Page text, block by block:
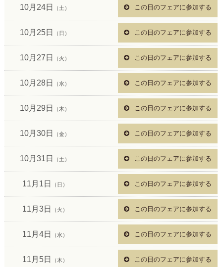
10月24日 （土） この日のフェアに参加する
10月25日 （日） この日のフェアに参加する
10月27日 （火） この日のフェアに参加する
10月28日 （水） この日のフェアに参加する
10月29日 （木） この日のフェアに参加する
10月30日 （金） この日のフェアに参加する
10月31日 （土） この日のフェアに参加する
11月1日 （日） この日のフェアに参加する
11月3日 （火） この日のフェアに参加する
11月4日 （水） この日のフェアに参加する
11月5日 （木） この日のフェアに参加する